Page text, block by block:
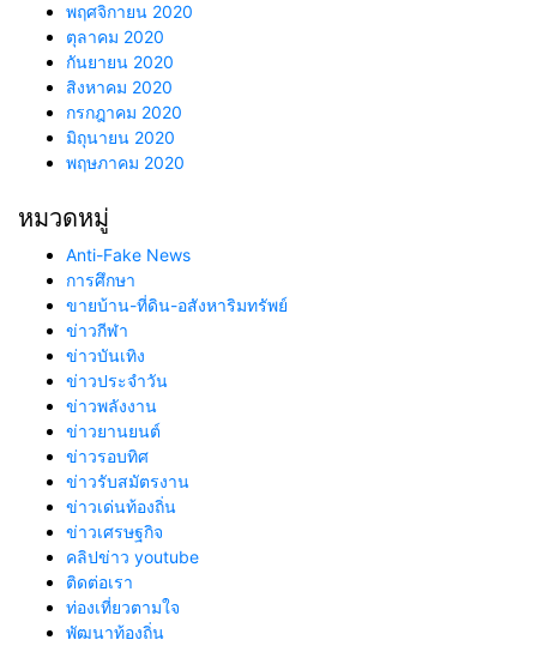
พฤศจิกายน 2020
ตุลาคม 2020
กันยายน 2020
สิงหาคม 2020
กรกฎาคม 2020
มิถุนายน 2020
พฤษภาคม 2020
หมวดหมู่
Anti-Fake News
การศึกษา
ขายบ้าน-ที่ดิน-อสังหาริมทรัพย์
ข่าวกีฬา
ข่าวบันเทิง
ข่าวประจำวัน
ข่าวพลังงาน
ข่าวยานยนต์
ข่าวรอบทิศ
ข่าวรับสมัตรงาน
ข่าวเด่นท้องถิ่น
ข่าวเศรษฐกิจ
คลิปข่าว youtube
ติดต่อเรา
ท่องเที่ยวตามใจ
พัฒนาท้องถิ่น